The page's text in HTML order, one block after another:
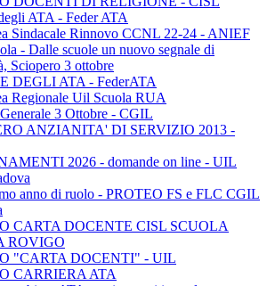
ATA - Feder ATA
Sindacale Rinnovo CCNL 22-24 - ANIEF
- Dalle scuole un nuovo segnale di
Sciopero 3 ottobre
DEGLI ATA - FederATA
Regionale Uil Scuola RUA
3 Ottobre - CGIL
ANZIANITA' DI SERVIZIO 2013 -
2026 - domande on line - UIL
anno di ruolo - PROTEO FS e FLC CGIL
CARTA DOCENTE CISL SCUOLA
ROVIGO
"CARTA DOCENTI" - UIL
CARRIERA ATA